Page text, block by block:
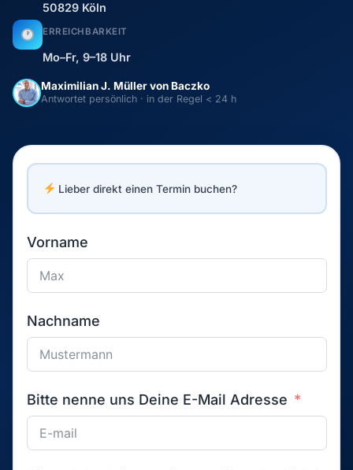
50829 Köln
ERREICHBARKEIT
Mo–Fr, 9–18 Uhr
Maximilian J. Müller von Baczko
Antwortet persönlich · in der Regel < 24 h
Lieber direkt einen Termin buchen?
Vorname
Nachname
Bitte nenne uns Deine E-Mail Adresse